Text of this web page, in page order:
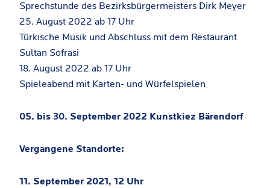
Sprechstunde des Bezirksbürgermeisters Dirk Meyer
25. August 2022 ab 17 Uhr
Türkische Musik und Abschluss mit dem Restaurant
Sultan Sofrasi
18. August 2022 ab 17 Uhr
Spieleabend mit Karten- und Würfelspielen
05. bis 30. September 2022 Kunstkiez Bärendorf
Vergangene Standorte:
11. September 2021, 12 Uhr